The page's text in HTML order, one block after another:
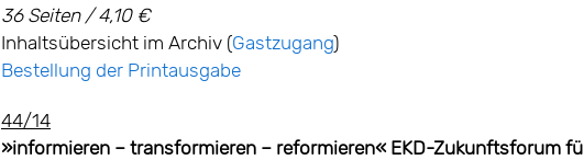
36 Seiten / 4,10 €
Inhaltsübersicht im Archiv (Gastzugang)
Bestellung der Printausgabe
44/14
»informieren – transformieren – reformieren« EKD-Zukunftsforum